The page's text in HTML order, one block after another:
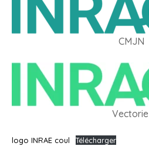
CMJN
Vectoriel
logo INRAE coul Télécharger